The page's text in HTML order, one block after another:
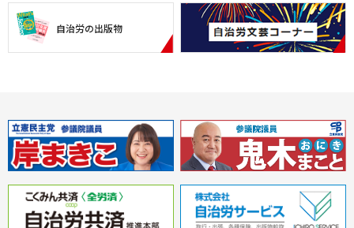
自治労の出版物